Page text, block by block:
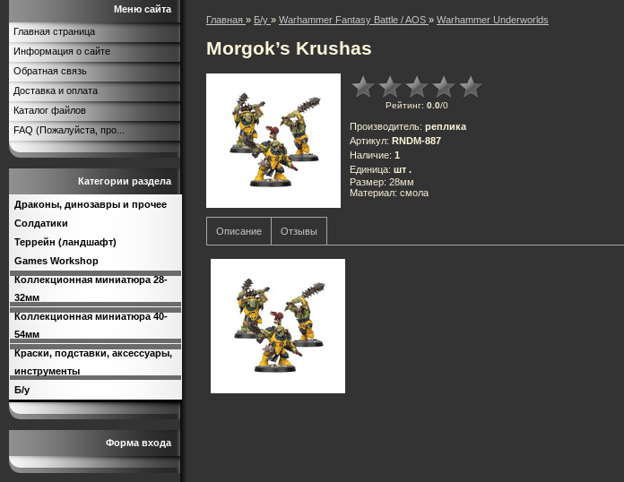
Меню сайта
Главная страница
Информация о сайте
Обратная связь
Доставка и оплата
Каталог файлов
FAQ (Пожалуйста, про...
Категории раздела
Драконы, динозавры и прочее
Солдатики
Террейн (ландшафт)
Games Workshop
Коллекционная миниатюра 28-
32мм
Коллекционная миниатюра 40-
54мм
Краски, подставки, аксессуары,
инструменты
Б/у
Форма входа
Главная » Б/у » Warhammer Fantasy Battle / AOS » Warhammer Underworlds
Morgok’s Krushas
Рейтинг: 0.0/0
Производитель: реплика
Артикул: RNDM-887
Наличие: 1
Единица: шт .
Размер: 28мм
Материал: смола
Описание Отзывы